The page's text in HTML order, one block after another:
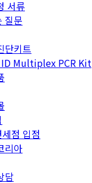
서류
질문
단키트
Multiplex PCR Kit
점 입점
리아
담